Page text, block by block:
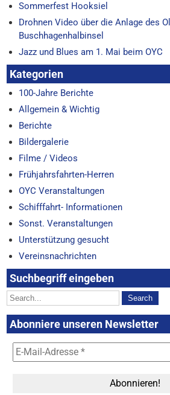
Sommerfest Hooksiel
Drohnen Video über die Anlage des
Buschhagenhalbinsel
Jazz und Blues am 1. Mai beim OYC
Kategorien
100-Jahre Berichte
Allgemein & Wichtig
Berichte
Bildergalerie
Filme / Videos
Frühjahrsfahrten-Herren
OYC Veranstaltungen
Schifffahrt- Informationen
Sonst. Veranstaltungen
Unterstützung gesucht
Vereinsnachrichten
Suchbegriff eingeben
Abonniere unseren Newsletter